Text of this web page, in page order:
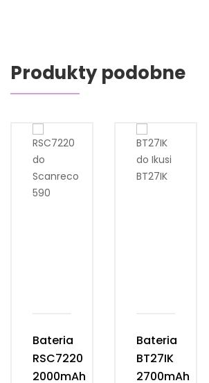
Produkty podobne
Bateria
RSC7220
2000mAh
Bateria
BT27IK
2700mAh